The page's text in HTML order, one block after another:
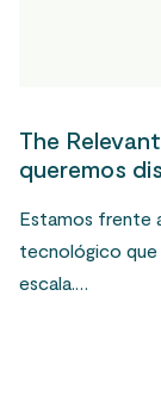
The
queremos
Estamos frente
tecnológico que
escala.…